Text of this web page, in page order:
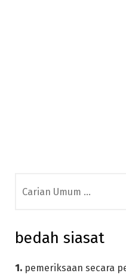
for:
bedah siasat
1. pemeriksaan secara